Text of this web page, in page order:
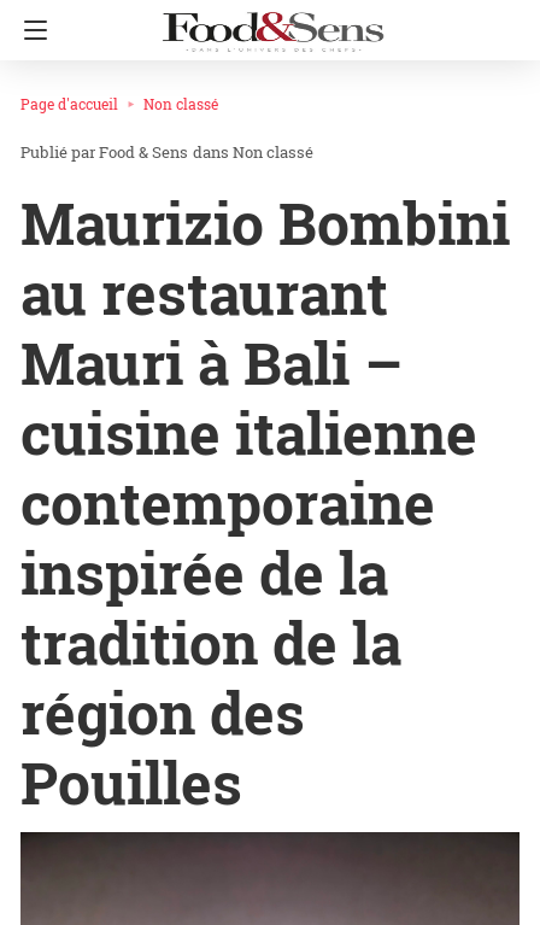
Page d'accueil Non classé
Food & Sens dans Non classé
Maurizio Bombini
au restaurant
Mauri à Bali –
cuisine italienne
contemporaine
inspirée de la
tradition de la
région des
Pouilles